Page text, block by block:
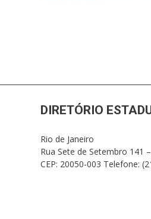
DIRETÓRIO
Rio de Janeiro
Rua Sete de Setembro 141
CEP: 20050-003 Telefone: